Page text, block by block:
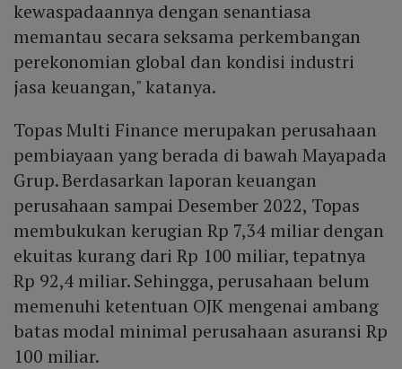
kewaspadaannya dengan senantiasa
memantau secara seksama perkembangan
perekonomian global dan kondisi industri
jasa keuangan," katanya.
Topas Multi Finance merupakan perusahaan
pembiayaan yang berada di bawah Mayapada
Grup. Berdasarkan laporan keuangan
perusahaan sampai Desember 2022, Topas
membukukan kerugian Rp 7,34 miliar dengan
ekuitas kurang dari Rp 100 miliar, tepatnya
Rp 92,4 miliar. Sehingga, perusahaan belum
memenuhi ketentuan OJK mengenai ambang
batas modal minimal perusahaan asuransi Rp
100 miliar.